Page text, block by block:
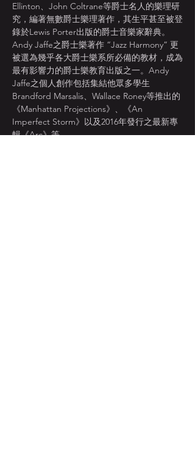
Ellinton、John Coltrane等爵士名人的樂理研
究，編著無數爵士樂理著作，其生平甚至被登
錄於Lewis Porter出版的爵士音樂家辭典。
Andy Jaffe之爵士樂著作 “Jazz Harmony” 更
被選為幾乎各大爵士樂系所必備的教材，成為
最有影響力的爵士樂教育出版之一。Andy
Jaffe之個人創作包括集結他眾多學生
Brandford Marsalis、Wallace Roney等推出的
《Manhattan Projections》、《An
Imperfect Storm》以及2016年發行之最新專
輯《Arc》等。